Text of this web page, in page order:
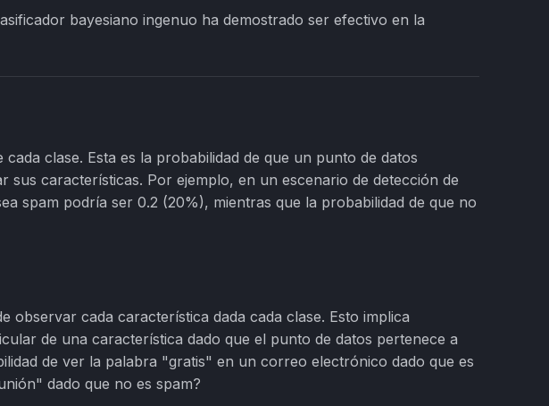
bayesiano ingenuo ha demostrado ser efectivo en la
clase. Esta es la probabilidad de que un punto de datos
características. Por ejemplo, en un escenario de detección de
spam podría ser 0.2 (20%), mientras que la probabilidad de que no
observar cada característica dada cada clase. Esto implica
de una característica dado que el punto de datos pertenece a
de ver la palabra "gratis" en un correo electrónico dado que es
dado que no es spam?